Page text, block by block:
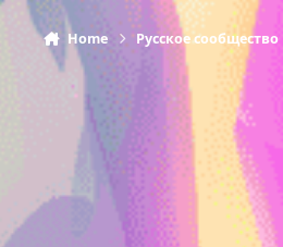
Home Русское сообщество